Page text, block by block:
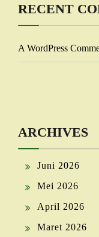
RECENT
A WordPress
ARCHIVES
Juni 2026
Mei 2026
April 2026
Maret 2026